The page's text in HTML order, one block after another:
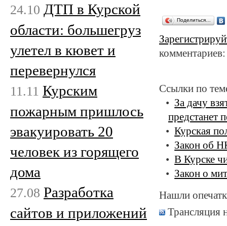
Поделиться…
Ссылки по
За дачу
предстанет
Курская
Закон об
В Курске
Закон о
Нашли
Трансляция
24.10 ДТП в Курской
области: большегруз
улетел в кювет и
перевернулся
11.11 Курским
пожарным пришлось
эвакуировать 20
человек из горящего
дома
27.08 Разработка
сайтов и приложений